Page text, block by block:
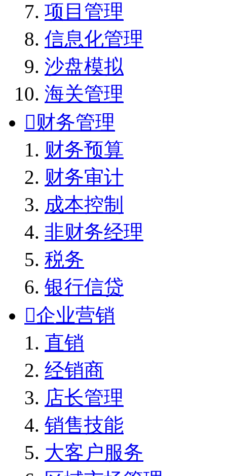
项目管理
信息化管理
沙盘模拟
海关管理
财务管理
财务预算
财务审计
成本控制
非财务经理
税务
银行信贷
企业营销
直销
经销商
店长管理
销售技能
大客户服务